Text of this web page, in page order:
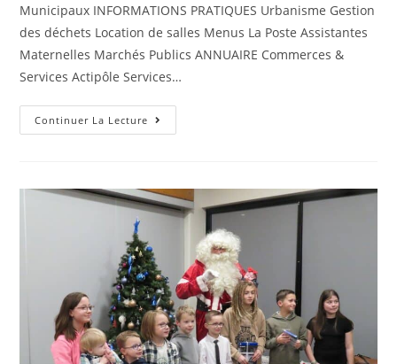
Municipaux INFORMATIONS PRATIQUES Urbanisme Gestion
des déchets Location de salles Menus La Poste Assistantes
Maternelles Marchés Publics ANNUAIRE Commerces &
Services Actipôle Services…
Continuer La Lecture